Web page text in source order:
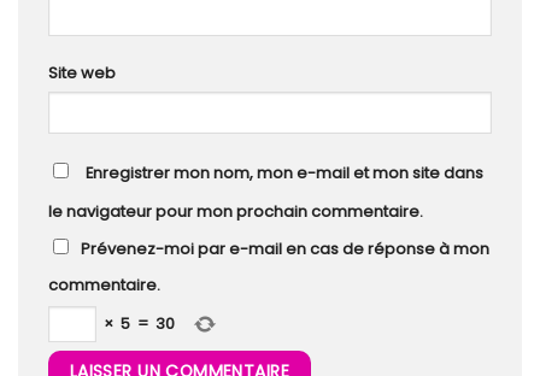
Site web
Enregistrer mon nom, mon e-mail et mon site dans
le navigateur pour mon prochain commentaire.
Prévenez-moi par e-mail en cas de réponse à mon
commentaire.
× 5 = 30